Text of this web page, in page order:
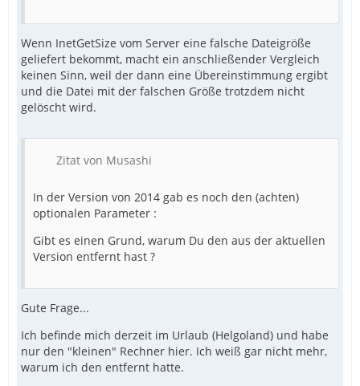
Wenn InetGetSize vom Server eine falsche Dateigröße
geliefert bekommt, macht ein anschließender Vergleich
keinen Sinn, weil der dann eine Übereinstimmung ergibt
und die Datei mit der falschen Größe trotzdem nicht
gelöscht wird.
Zitat von Musashi
In der Version von 2014 gab es noch den (achten)
optionalen Parameter :
Gibt es einen Grund, warum Du den aus der aktuellen
Version entfernt hast ?
Gute Frage...
Ich befinde mich derzeit im Urlaub (Helgoland) und habe
nur den "kleinen" Rechner hier. Ich weiß gar nicht mehr,
warum ich den entfernt hatte.